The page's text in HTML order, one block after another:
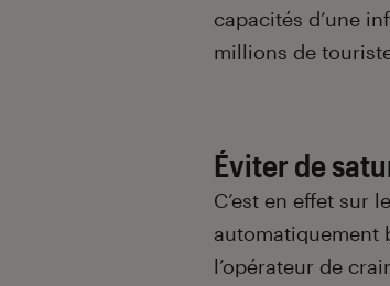
capacités d’une
millions de
Éviter de
C’est en effet sur
automatiquement
l’opérateur de